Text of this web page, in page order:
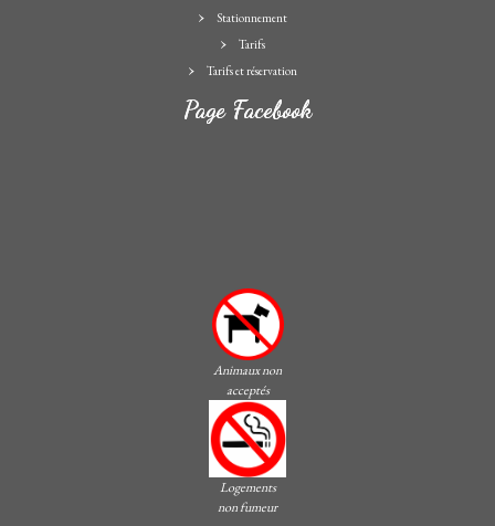
Stationnement
Tarifs
Tarifs et réservation
Page Facebook
Animaux non
acceptés
Logements
non fumeur